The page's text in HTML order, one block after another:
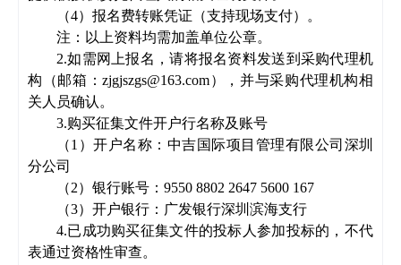
（4）报名费转账凭证（支持现场支付）。
注：以上资料均需加盖单位公章。
2.如需网上报名，请将报名资料发送到采购代理机
构（邮箱：zjgjszgs@163.com），并与采购代理机构相
关人员确认。
3.购买征集文件开户行名称及 账号
（1）开户名称：中吉国际项目管理有限公司深圳
分公司
（2）银行账号： 9550 8802 2647 5600 167
（3）开户银行：广发银行深圳滨海支行
4.已成功购买征集文件的投标人参加投标的，不代
表通过资格性审查。